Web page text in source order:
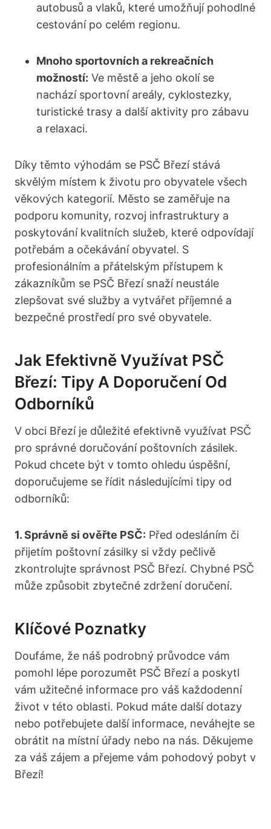
autobusů a vlaků, ⁤které umožňují pohodlné
cestování po ‌celém regionu.
Mnoho sportovních a rekreačních
možností: ‍Ve‍ městě a jeho okolí se ​
nachází sportovní areály, cyklostezky,
turistické trasy a další ⁣aktivity ‍pro zábavu⁣
a⁣ relaxaci.
Díky ⁤těmto výhodám se PSČ Březí stává
skvělým místem k životu pro obyvatele ​všech
věkových ‌kategorií. Město se⁤ zaměřuje na
podporu komunity, rozvoj infrastruktury a⁢
poskytování kvalitních⁣ služeb, které ⁤odpovídají‌
potřebám a očekávání obyvatel. S
profesionálním a přátelským přístupem k
zákazníkům se PSČ​ Březí snaží neustále
zlepšovat své služby a vytvářet příjemné⁢ a
bezpečné prostředí pro své obyvatele.
Jak Efektivně Využívat ⁢PSČ‌
Březí: Tipy A Doporučení Od
Odborníků
V obci⁤ Březí je⁢ důležité efektivně využívat PSČ
pro‍ správné doručování‌ poštovních zásilek.
Pokud chcete být v tomto ohledu ⁢úspěšní,⁢
doporučujeme se řídit následujícími tipy od
odborníků:
1. Správně si ověřte PSČ: Před odesláním‌ či
přijetím poštovní​ zásilky si‌ vždy pečlivě
zkontrolujte správnost PSČ Březí.‍ Chybné PSČ
může způsobit zbytečné​ zdržení doručení.
Klíčové Poznatky
Doufáme, že náš podrobný průvodce vám
pomohl⁤ lépe porozumět‍ PSČ ⁤Březí a poskytl
‌vám užitečné informace pro váš každodenní
život v této oblasti. Pokud máte ⁢další ​dotazy⁣
nebo potřebujete další informace, neváhejte se
obrátit na místní úřady⁣ nebo na nás. Děkujeme
za váš ‍zájem a přejeme vám pohodový‍ pobyt v
Březí!